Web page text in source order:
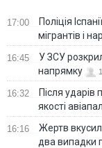
17:00
Поліція
мігрантів і
16:45
У ЗСУ
напрямку
16:32
Після ударів
якості
16:16
Жертв
два випадки